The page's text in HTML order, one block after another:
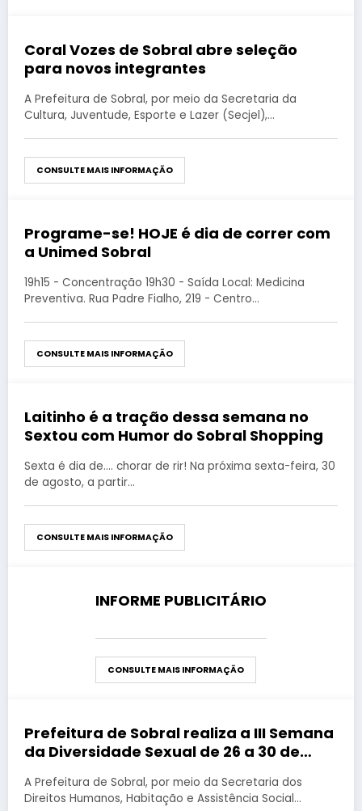
agosto 27, 2019
Coral Vozes de Sobral abre seleção
para novos integrantes
A Prefeitura de Sobral, por meio da Secretaria da
Cultura, Juventude, Esporte e Lazer (Secjel),…
CONSULTE MAIS INFORMAÇÃO
agosto 27, 2019
Programe-se! HOJE é dia de correr com
a Unimed Sobral
19h15 - Concentração 19h30 - Saída Local: Medicina
Preventiva. Rua Padre Fialho, 219 - Centro…
CONSULTE MAIS INFORMAÇÃO
agosto 27, 2019
Laitinho é a tração dessa semana no
Sextou com Humor do Sobral Shopping
Sexta é dia de.... chorar de rir! Na próxima sexta-feira, 30
de agosto, a partir…
CONSULTE MAIS INFORMAÇÃO
agosto 27, 2019INFORME PUBLICITÁRIO
CONSULTE MAIS INFORMAÇÃO
agosto 27, 2019
Prefeitura de Sobral realiza a III Semana
da Diversidade Sexual de 26 a 30 de
A Prefeitura de Sobral, por meio da Secretaria dos
Direitos Humanos, Habitação e Assistência Social…